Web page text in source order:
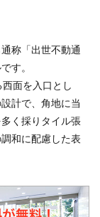
称「出世不動通
す。
面を入口とし
計で、角地に当
く採りタイル張
和に配慮した表